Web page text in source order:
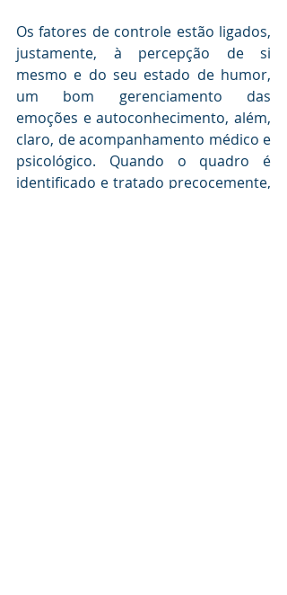
Os fatores de controle estão ligados,
justamente, à percepção de si
mesmo e do seu estado de humor,
um bom gerenciamento das
emoções e autoconhecimento, além,
claro, de acompanhamento médico e
psicológico. Quando o quadro é
identificado e tratado precocemente,